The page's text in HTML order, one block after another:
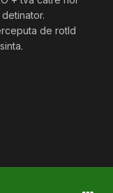
de rotld